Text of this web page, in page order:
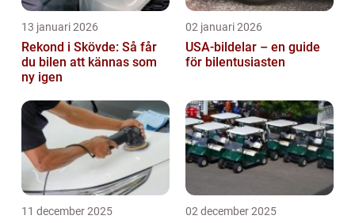
13 januari 2026
Rekond i Skövde: Så får
du bilen att kännas som
ny igen
02 januari 2026
USA-bildelar – en guide
för bilentusiasten
11 december 2025 02 december 2025